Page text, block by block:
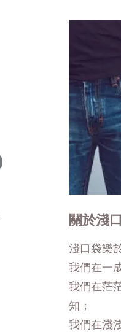
關於淺
淺口袋樂
我們在一
我們在茫
知；
我們在淺